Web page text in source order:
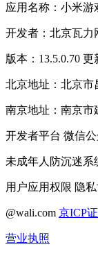
应用名称：小米游
开发者：北京瓦力
版本：13.5.0.70 更
北京地址：北京市
南京地址：南京市
开发者平台 微信
未成年人防沉迷系
用户应用权限 隐
@wali.com 京ICP
营业执照